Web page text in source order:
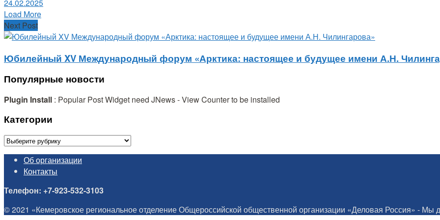
24.02.2025
Load More
Next Post
Юбилейный XV Международный форум «Арктика: настоящее и будущее имени А.Н.
Популярные новости
Plugin Install : Popular Post Widget need JNews - View Counter to be installed
Категории
Категории
Об организации
Контакты
Телефон: +7-923-532-3103
© 2021 «Кемеровское региональное отделение Общероссийской общественной организации «Деловая Россия» - Мы